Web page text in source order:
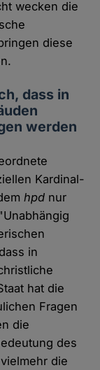
wecken die
diese
dass in
werden
Kardinal-
hpd nur
in
hat die
Fragen
die
des
die